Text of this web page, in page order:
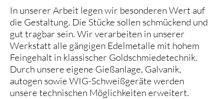
In unserer Arbeit legen wir besonderen Wert auf
die Gestaltung. Die Stücke sollen schmückend und
gut tragbar sein. Wir verarbeiten in unserer
Werkstatt alle gängigen Edelmetalle mit hohem
Feingehalt in klassischer Goldschmiedetechnik.
Durch unsere eigene Gießanlage, Galvanik,
autogen sowie WIG-Schweißgeräte werden
unsere technischen Möglichkeiten erweitert.